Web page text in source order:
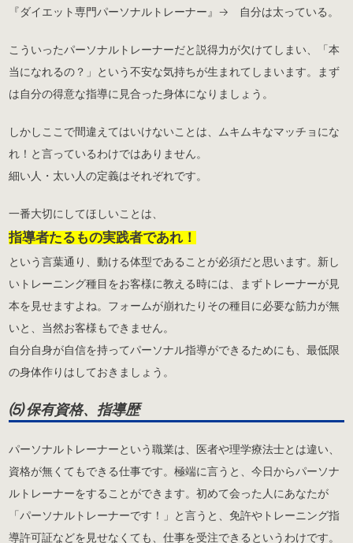
『ダイエット専門パーソナルトレーナー』→ 自分は太っている。
こういったパーソナルトレーナーだと説得力が欠けてしまい、「本
当になれるの？」という不安な気持ちが生まれてしまいます。まず
は自分の得意な指導に見合った身体になりましょう。
しかしここで間違えてはいけないことは、ムキムキなマッチョにな
れ！と言っているわけではありません。
細い人・太い人の定義はそれぞれです。
一番大切にしてほしいことは、
指導者たるもの実践者であれ！
という言葉通り、動ける体型であることが必須だと思います。新し
いトレーニング種目をお客様に教える時には、まずトレーナーが見
本を見せますよね。フォームが崩れたりその種目に必要な筋力が無
いと、当然お客様もできません。
自分自身が自信を持ってパーソナル指導ができるためにも、最低限
の身体作りはしておきましょう。
⑸ 保有資格、指導歴
パーソナルトレーナーという職業は、医者や理学療法士とは違い、
資格が無くてもできる仕事です。極端に言うと、今日からパーソナ
ルトレーナーをすることができます。初めて会った人にあなたが
「パーソナルトレーナーです！」と言うと、免許やトレーニング指
導許可証などを見せなくても、仕事を受注できるというわけです。